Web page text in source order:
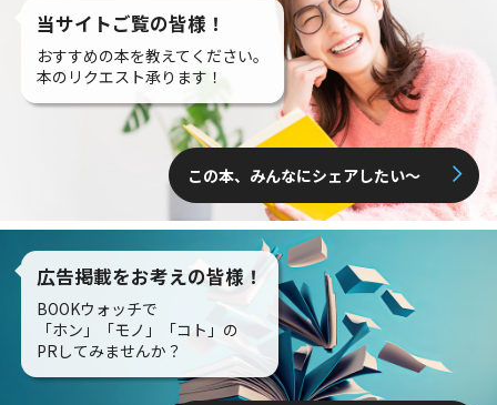
当サイトご覧の皆様！
おすすめの本を教えてください。
本のリクエスト承ります！
この本、みんなにシェアしたい〜
広告掲載をお考えの皆様！
BOOKウォッチで
「ホン」「モノ」「コト」の
PRしてみませんか？